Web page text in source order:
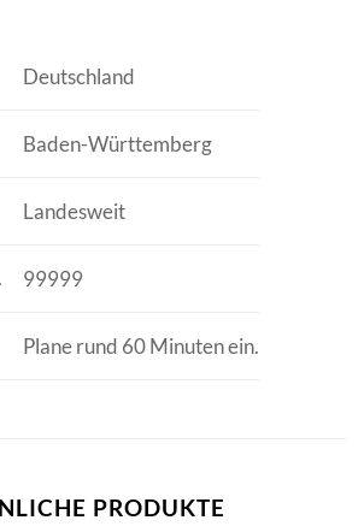
Deutschland
Baden-Württemberg
Landesweit
99999
Plane rund 60 Minuten ein.
PRODUKTE